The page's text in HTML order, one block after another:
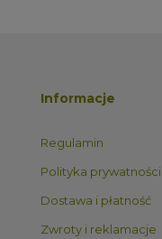
Informacje
Regulamin
Polityka prywatności
Dostawa i płatność
Zwroty i reklamacje